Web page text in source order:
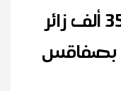
30 مؤسسة جامعية و35 ألف زائر
بصفاقس